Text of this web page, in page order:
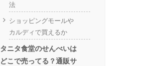
法
ショッピングモールや
カルディで買えるか
タニタ食堂のせんべいは
どこで売ってる？通販サ